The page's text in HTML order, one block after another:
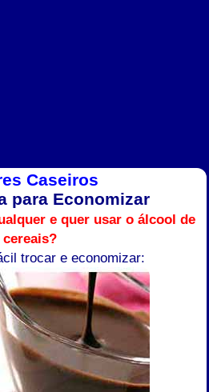
Caseiros
para Economizar
e quer usar o álcool de
cereais?
trocar e economizar: